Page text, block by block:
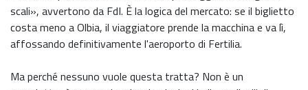
scali», avvertono da FdI. È la logica del mercato: se il biglietto
costa meno a Olbia, il viaggiatore prende la macchina e va lì,
affossando definitivamente l'aeroporto di Fertilia.
Ma perché nessuno vuole questa tratta? Non è un